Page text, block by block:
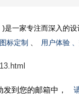
)是一家专注而深入的
图标定制 、 用户体验
到您的邮箱中，